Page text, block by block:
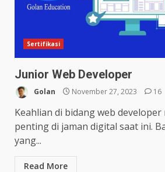
Sertifikasi
Junior Web Developer
Golan November 27, 2023 16
Keahlian di bidang web developer
penting di jaman digital saat ini.
yang...
Read More